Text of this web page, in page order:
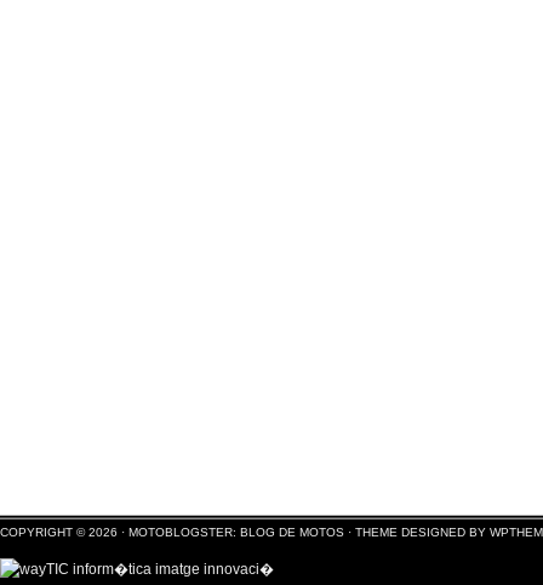
COPYRIGHT © 2026 · MOTOBLOGSTER: BLOG DE MOTOS · THEME DESIGNED BY